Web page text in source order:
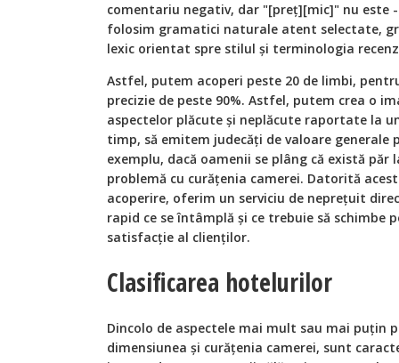
comentariu negativ, dar "[preţ][mic]" nu este
folosim gramatici naturale atent selectate,
lexic orientat spre stilul și terminologia
Astfel, putem acoperi peste 20 de limbi,
precizie de peste 90%. Astfel, putem crea o
aspectelor plăcute și neplăcute raportate la
timp, să emitem judecăţi de valoare generale
exemplu, dacă oamenii se plâng că există păr
problemă cu curăţenia camerei. Datorită
acoperire, oferim un serviciu de nepreţuit
rapid ce se întâmplă și ce trebuie să schimbe
satisfacţie al clienţilor.
Clasificarea hotelurilor
Dincolo de aspectele mai mult sau mai puţin
dimensiunea și curăţenia camerei, sunt